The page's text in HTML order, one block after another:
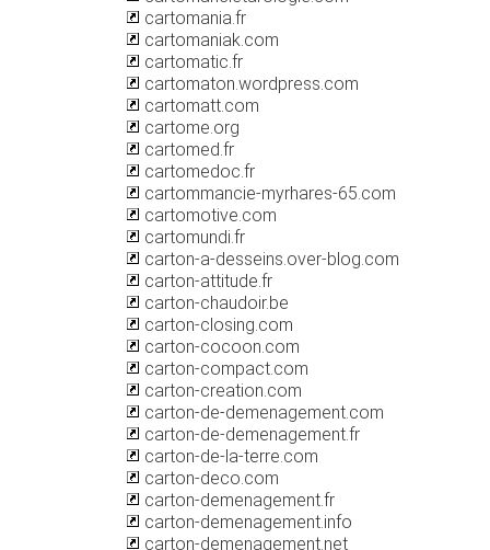
cartomania.fr
cartomaniak.com
cartomatic.fr
cartomaton.wordpress.com
cartomatt.com
cartome.org
cartomed.fr
cartomedoc.fr
cartommancie-myrhares-65.com
cartomotive.com
cartomundi.fr
carton-a-desseins.over-blog.com
carton-attitude.fr
carton-chaudoir.be
carton-closing.com
carton-cocoon.com
carton-compact.com
carton-creation.com
carton-de-demenagement.com
carton-de-demenagement.fr
carton-de-la-terre.com
carton-deco.com
carton-demenagement.fr
carton-demenagement.info
carton-demenagement.net